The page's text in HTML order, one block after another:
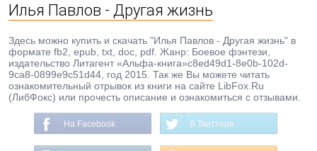
Илья Павлов - Другая жизнь
Здесь можно купить и скачать "Илья Павлов - Другая жизнь" в
формате fb2, epub, txt, doc, pdf. Жанр: Боевое фэнтези,
издательство Литагент «Альфа-книга»c8ed49d1-8e0b-102d-
9ca8-0899e9c51d44, год 2015. Так же Вы можете читать
ознакомительный отрывок из книги на сайте LibFox.Ru
(ЛибФокс) или прочесть описание и ознакомиться с отзывами.
На Facebook В Твиттере